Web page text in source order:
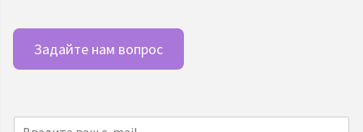
Задайте нам вопрос